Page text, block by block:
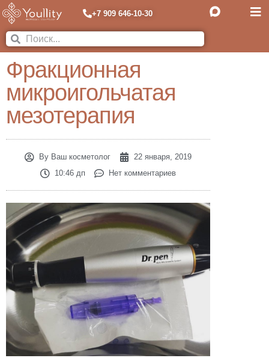
+7 909 646-10-30
Фракционная
микроигольчатая
мезотерапия
By Ваш косметолог
22 января, 2019
10:46 дп
Нет комментариев